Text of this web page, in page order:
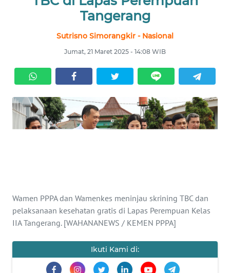
Tangerang
Sutrisno Simorangkir - Nasional
Jumat, 21 Maret 2025 - 14:08 WIB
Wamen PPPA dan Wamenkes meninjau skrining TBC dan
pelaksanaan kesehatan gratis di Lapas Perempuan Kelas
IIA Tangerang. [WAHANANEWS / KEMEN PPPA]
Ikuti Kami di:
EKUIN
SAINS-TEKNO
SERBA-SERBI
PENDIDIKAN